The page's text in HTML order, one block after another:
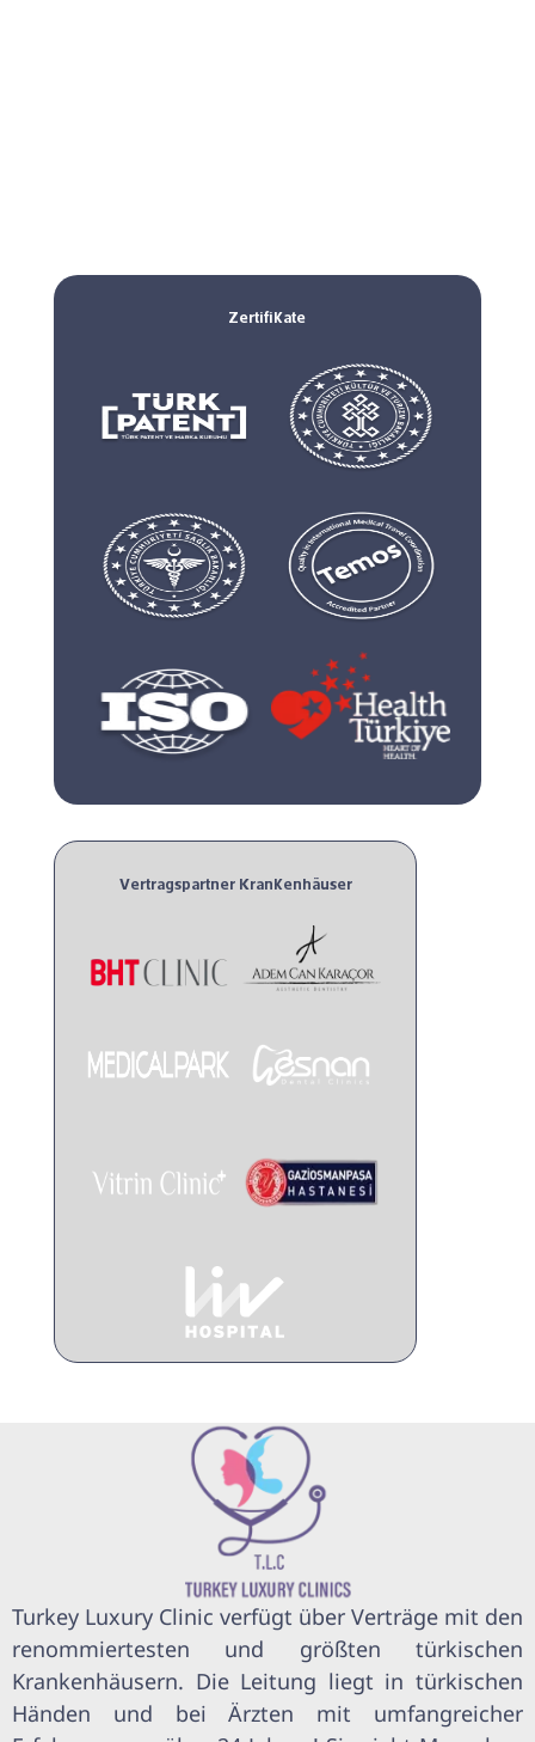
Vertragspartner Krankenhäuser
Zertifikate
Turkey Luxury Clinic verfügt über Verträge mit den
renommiertesten und größten türkischen
Krankenhäusern. Die Leitung liegt in türkischen
Händen und bei Ärzten mit umfangreicher